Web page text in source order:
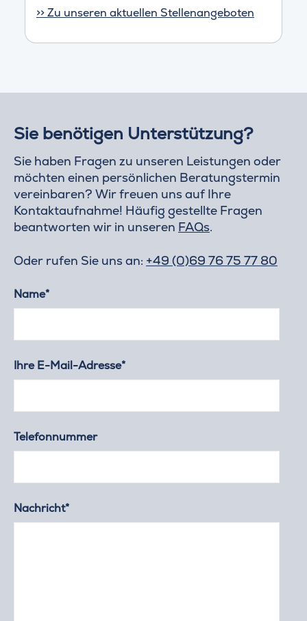
>> Zu unseren aktuellen Stellenangeboten
Sie benötigen Unterstützung?
Sie haben Fragen zu unseren Leistungen oder
möchten einen persönlichen Beratungstermin
vereinbaren? Wir freuen uns auf Ihre
Kontaktaufnahme! Häufig gestellte Fragen
beantworten wir in unseren FAQs.
Oder rufen Sie uns an: +49 (0)69 76 75 77 80
Name*
Ihre E-Mail-Adresse*
Telefonnummer
Nachricht*